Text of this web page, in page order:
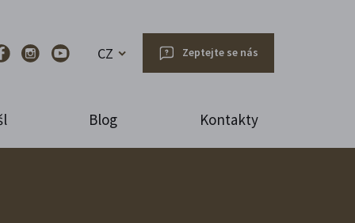
CZ Zeptejte se nás
Blog Kontakty